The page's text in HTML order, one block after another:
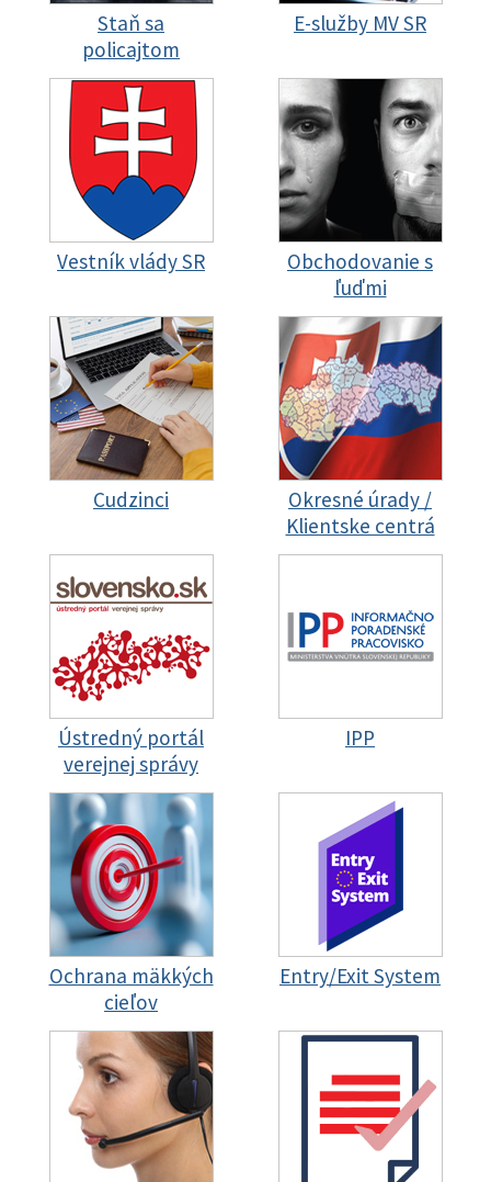
Staň sa
policajtom
E-služby MV SR
Vestník vlády SR
Obchodovanie s
ľuďmi
Cudzinci
Okresné úrady /
Klientske centrá
Ústredný portál
verejnej správy
IPP
Ochrana mäkkých
cieľov
Entry/Exit System